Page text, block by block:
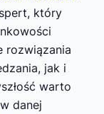
który
rozwiązania
jak i
warto
danej